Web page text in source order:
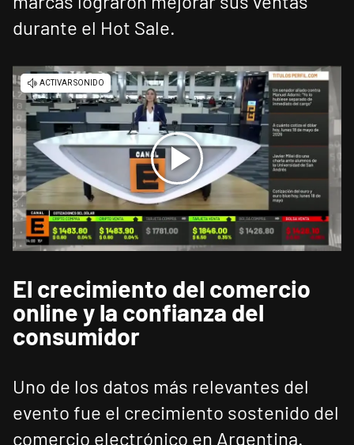
durante el Hot Sale.
El crecimiento del comercio
online y la confianza del
consumidor
Uno de los datos más relevantes del
evento fue el crecimiento sostenido del
comercio electrónico en Argentina.